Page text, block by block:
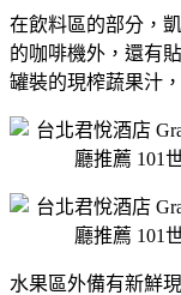
在飲料區的部分，
的咖啡機外，還有
罐裝的現榨蔬果汁
水果區外備有新鮮